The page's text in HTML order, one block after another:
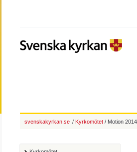
svenskakyrkan.se / Kyrkomötet / Motion